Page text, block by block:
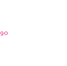
90